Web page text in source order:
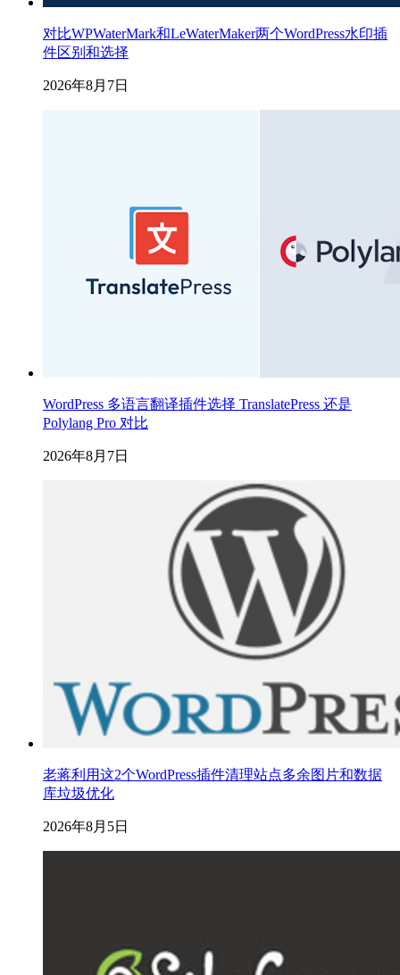
对比WPWaterMark和LeWaterMaker两个WordPress水印插
件区别和选择
2026年8月7日
WordPress 多语言翻译插件选择 TranslatePress 还是
Polylang Pro 对比
2026年8月7日
老蒋利用这2个WordPress插件清理站点多余图片和数据
库垃圾优化
2026年8月5日